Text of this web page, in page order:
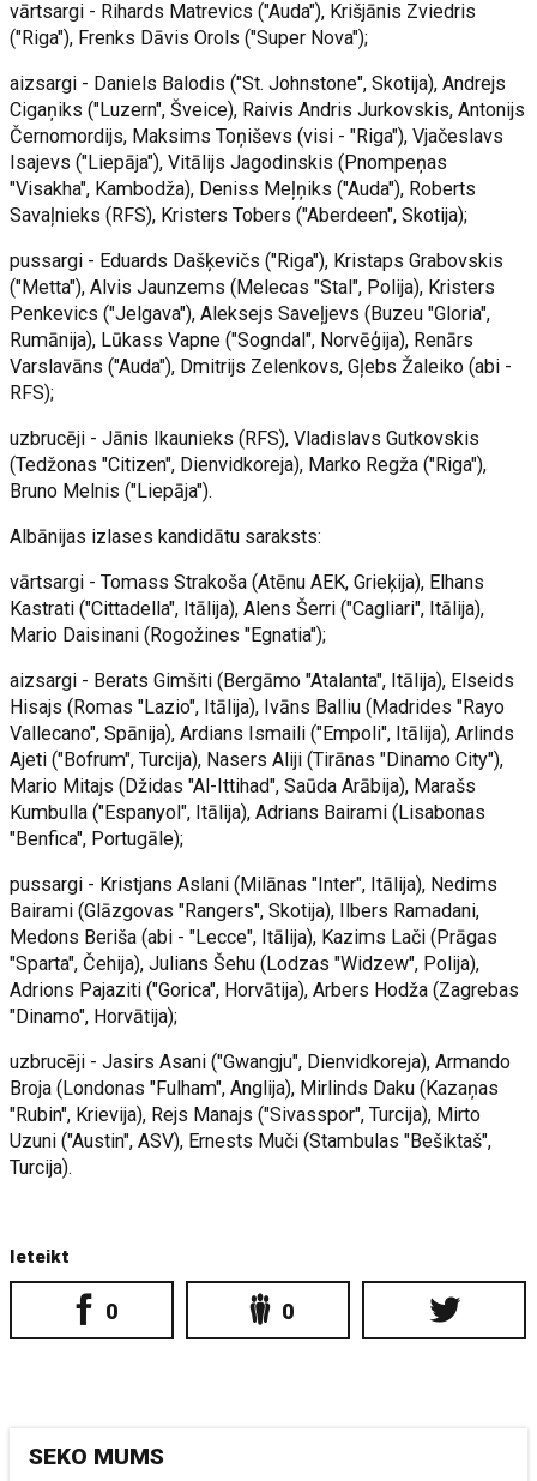
vārtsargi - Rihards Matrevics ("Auda"), Krišjānis Zviedris
("Riga"), Frenks Dāvis Orols ("Super Nova");
aizsargi - Daniels Balodis ("St. Johnstone", Skotija), Andrejs
Cigaņiks ("Luzern", Šveice), Raivis Andris Jurkovskis, Antonijs
Černomordijs, Maksims Toņiševs (visi - "Riga"), Vjačeslavs
Isajevs ("Liepāja"), Vitālijs Jagodinskis (Pnompeņas
"Visakha", Kambodža), Deniss Meļņiks ("Auda"), Roberts
Savaļnieks (RFS), Kristers Tobers ("Aberdeen", Skotija);
pussargi - Eduards Dašķevičs ("Riga"), Kristaps Grabovskis
("Metta"), Alvis Jaunzems (Melecas "Stal", Polija), Kristers
Penkevics ("Jelgava"), Aleksejs Saveļjevs (Buzeu "Gloria",
Rumānija), Lūkass Vapne ("Sogndal", Norvēģija), Renārs
Varslavāns ("Auda"), Dmitrijs Zelenkovs, Gļebs Žaleiko (abi -
RFS);
uzbrucēji - Jānis Ikaunieks (RFS), Vladislavs Gutkovskis
(Tedžonas "Citizen", Dienvidkoreja), Marko Regža ("Riga"),
Bruno Melnis ("Liepāja").
Albānijas izlases kandidātu saraksts:
vārtsargi - Tomass Strakoša (Atēnu AEK, Grieķija), Elhans
Kastrati ("Cittadella", Itālija), Alens Šerri ("Cagliari", Itālija),
Mario Daisinani (Rogožines "Egnatia");
aizsargi - Berats Gimšiti (Bergāmo "Atalanta", Itālija), Elseids
Hisajs (Romas "Lazio", Itālija), Ivāns Balliu (Madrides "Rayo
Vallecano", Spānija), Ardians Ismaili ("Empoli", Itālija), Arlinds
Ajeti ("Bofrum", Turcija), Nasers Aliji (Tirānas "Dinamo City"),
Mario Mitajs (Džidas "Al-Ittihad", Saūda Arābija), Marašs
Kumbulla ("Espanyol", Itālija), Adrians Bairami (Lisabonas
"Benfica", Portugāle);
pussargi - Kristjans Aslani (Milānas "Inter", Itālija), Nedims
Bairami (Glāzgovas "Rangers", Skotija), Ilbers Ramadani,
Medons Beriša (abi - "Lecce", Itālija), Kazims Lači (Prāgas
"Sparta", Čehija), Julians Šehu (Lodzas "Widzew", Polija),
Adrions Pajaziti ("Gorica", Horvātija), Arbers Hodža (Zagrebas
"Dinamo", Horvātija);
uzbrucēji - Jasirs Asani ("Gwangju", Dienvidkoreja), Armando
Broja (Londonas "Fulham", Anglija), Mirlinds Daku (Kazaņas
"Rubin", Krievija), Rejs Manajs ("Sivasspor", Turcija), Mirto
Uzuni ("Austin", ASV), Ernests Muči (Stambulas "Bešiktaš",
Turcija).
Ieteikt
0 0
SEKO MUMS